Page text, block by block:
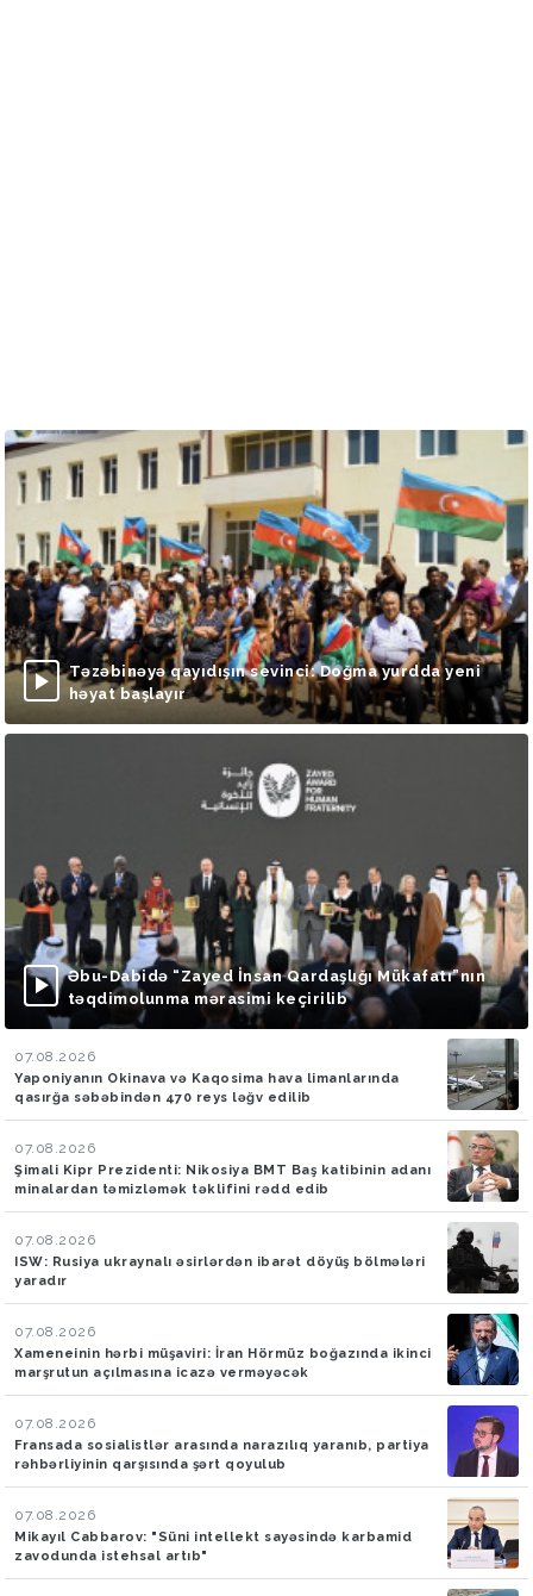
Təzəbinəyə qayıdışın sevinci: Doğma yurdda yeni
həyat başlayır
Əbu-Dabidə “Zayed İnsan Qardaşlığı Mükafatı”nın
təqdimolunma mərasimi keçirilib
07.08.2026
Yaponiyanın Okinava və Kaqosima hava limanlarında
qasırğa səbəbindən 470 reys ləğv edilib
07.08.2026
Şimali Kipr Prezidenti: Nikosiya BMT Baş katibinin adanı
minalardan təmizləmək təklifini rədd edib
07.08.2026
ISW: Rusiya ukraynalı əsirlərdən ibarət döyüş bölmələri
yaradır
07.08.2026
Xameneinin hərbi müşaviri: İran Hörmüz boğazında ikinci
marşrutun açılmasına icazə verməyəcək
07.08.2026
Fransada sosialistlər arasında narazılıq yaranıb, partiya
rəhbərliyinin qarşısında şərt qoyulub
07.08.2026
Mikayıl Cabbarov: "Süni intellekt sayəsində karbamid
zavodunda istehsal artıb"